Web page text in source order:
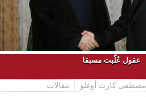
عقول عُلّبت مسبقا
مصطفى كارت أوغلو مقالات